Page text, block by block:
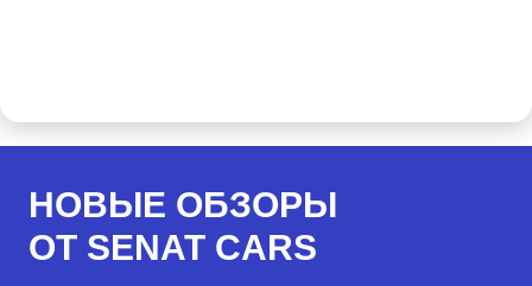
НОВЫЕ ОБЗОРЫ
ОТ SENAT CARS